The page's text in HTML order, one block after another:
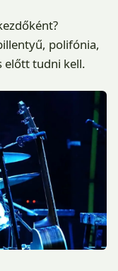
polifónia,
előtt tudni kell.